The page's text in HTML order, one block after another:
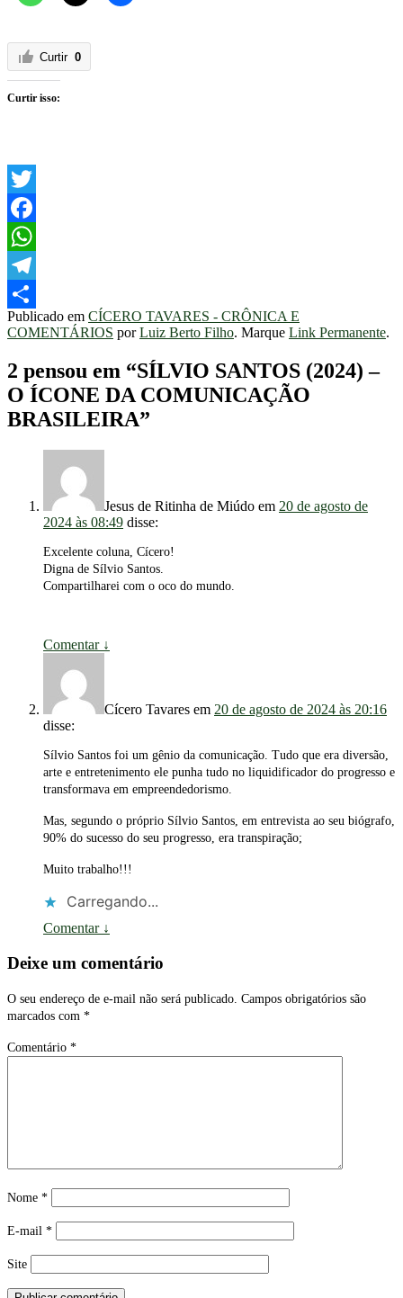
Curtir 0
Curtir isso:
Twitter
Facebook
WhatsApp
Telegram
Share
Publicado em CÍCERO TAVARES - CRÔNICA E
COMENTÁRIOS porLuiz Berto Filho. Marque Link Permanente.
2 pensou em “SÍLVIO SANTOS (2024) –
O ÍCONE DA COMUNICAÇÃO
BRASILEIRA”
Jesus de Ritinha de Miúdo em 20 de agosto de
2024 às 08:49 disse:
Excelente coluna, Cícero!
Digna de Sílvio Santos.
Compartilharei com o oco do mundo.
Comentar ↓
Cícero Tavares em 20 de agosto de 2024 às 20:16
disse:
Sílvio Santos foi um gênio da comunicação. Tudo que era diversão,
arte e entretenimento ele punha tudo no liquidificador do progresso e
transformava em empreendedorismo.
Mas, segundo o próprio Sílvio Santos, em entrevista ao seu biógrafo,
90% do sucesso do seu progresso, era transpiração;
Muito trabalho!!!
Carregando...
Comentar ↓
Deixe um comentário
O seu endereço de e-mail não será publicado. Campos obrigatórios são
marcados com *
Comentário *
Nome *
E-mail *
Site